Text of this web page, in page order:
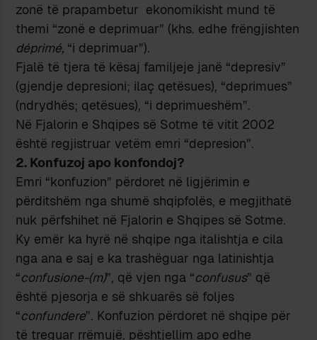
zonë të prapambetur ekonomikisht mund të
themi “zonë e deprimuar” (khs. edhe frëngjishten
déprimé, “i deprimuar”).
Fjalë të tjera të kësaj familjeje janë “depresiv”
(gjendje depresioni; ilaç qetësues), “deprimues”
(ndrydhës; qetësues), “i deprimueshëm”.
Në Fjalorin e Shqipes së Sotme të vitit 2002
është regjistruar vetëm emri “depresion”.
2. Konfuzoj apo konfondoj?
Emri “konfuzion” përdoret në ligjërimin e
përditshëm nga shumë shqipfolës, e megjithatë
nuk përfshihet në Fjalorin e Shqipes së Sotme.
Ky emër ka hyrë në shqipe nga italishtja e cila
nga ana e saj e ka trashëguar nga latinishtja
“confusione-(m)”, që vjen nga “confusus” që
është pjesorja e së shkuarës së foljes
“confundere”. Konfuzion përdoret në shqipe për
të treguar rrëmujë, pështjellim apo edhe